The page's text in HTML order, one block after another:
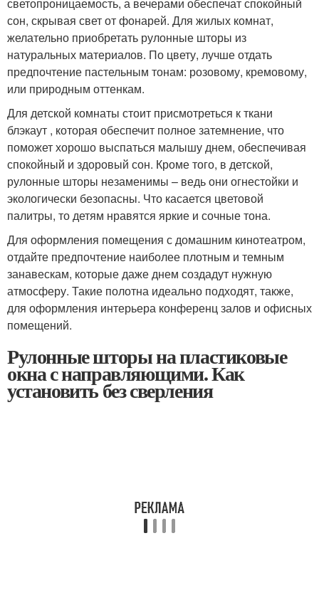
светопроницаемость, а вечерами обеспечат спокойный
сон, скрывая свет от фонарей. Для жилых комнат,
желательно приобретать рулонные шторы из
натуральных материалов. По цвету, лучше отдать
предпочтение пастельным тонам: розовому, кремовому,
или природным оттенкам.
Для детской комнаты стоит присмотреться к ткани
блэкаут , которая обеспечит полное затемнение, что
поможет хорошо выспаться малышу днем, обеспечивая
спокойный и здоровый сон. Кроме того, в детской,
рулонные шторы незаменимы – ведь они огнестойки и
экологически безопасны. Что касается цветовой
палитры, то детям нравятся яркие и сочные тона.
Для оформления помещения с домашним кинотеатром,
отдайте предпочтение наиболее плотным и темным
занавескам, которые даже днем создадут нужную
атмосферу. Такие полотна идеально подходят, также,
для оформления интерьера конференц залов и офисных
помещений.
Рулонные шторы на пластиковые
окна с направляющими. Как
установить без сверления